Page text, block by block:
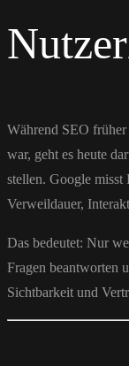
Während SEO
war, geht es heute
stellen. Google
Verweildauer,
Das bedeutet: Nur
Fragen beantworten
Sichtbarkeit und